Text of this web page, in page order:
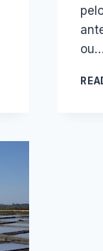
ou…